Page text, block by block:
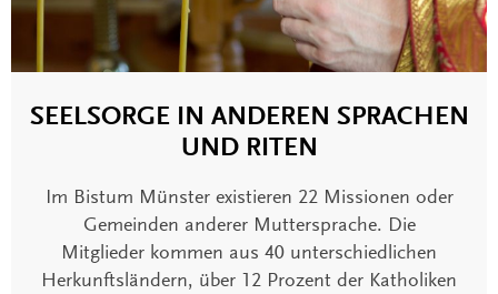
SEELSORGE IN ANDEREN SPRACHEN
UND RITEN
Im Bistum Münster existieren 22 Missionen oder
Gemeinden anderer Muttersprache. Die
Mitglieder kommen aus 40 unterschiedlichen
Herkunftsländern, über 12 Prozent der Katholiken